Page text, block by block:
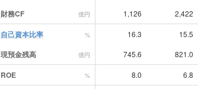
財務CF 億円 1,126 2,422
自己資本比率 % 16.3 15.5
現預金残高 億円 745.6 821.0
ROE % 8.0 6.8